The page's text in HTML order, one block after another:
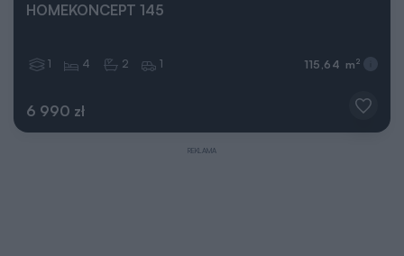
HOMEKONCEPT 145
6 990 zł
1 4 2 1 115,64 m 2
REKLAMA